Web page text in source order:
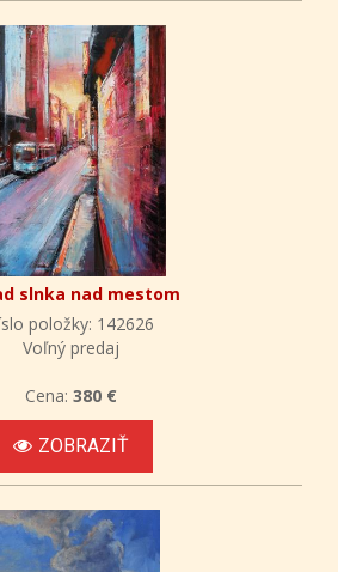
slnka nad mestom
položky: 142626
Voľný predaj
Cena: 380 €
ZOBRAZIŤ